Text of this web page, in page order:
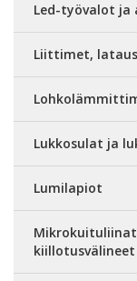
Led-työvalot ja
Liittimet,
Lukkosulat ja
Lumilapiot
kiillotusvälineet